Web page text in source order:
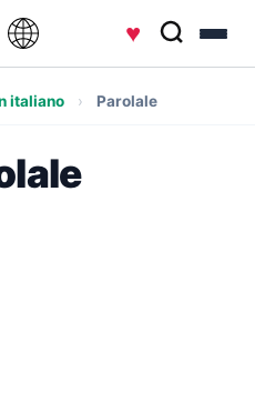
♥
italiano › Parolale